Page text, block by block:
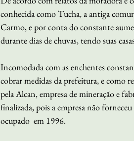
conhecida como Tucha, a antiga
Carmo, e por conta do constante
durante dias de chuvas, tendo suas
Incomodada com as enchentes
cobrar medidas da prefeitura, e como
pela Alcan, empresa de mineração e
finalizada, pois a empresa não
ocupado  em 1996.